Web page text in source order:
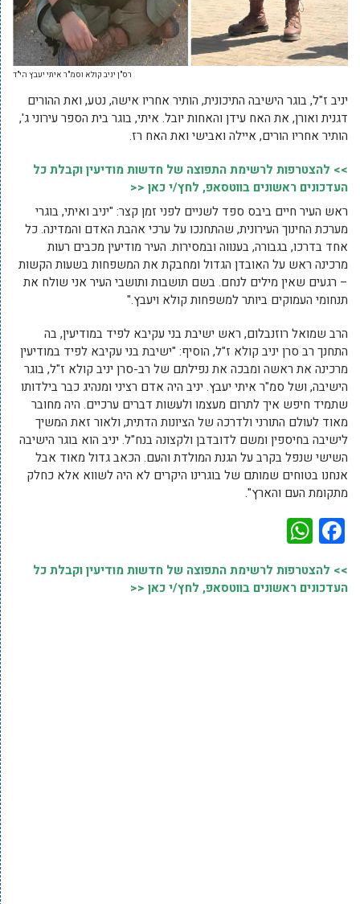
רס"ן יניב קולא וסמ"ר איתי יעבץ הי"ד
יניב ז"ל, בוגר הישיבה התיכונית, הותיר אחריו אישה, נטע, ואת ההורים
דגנית ואורן, את האח עידן והאחות יובל. איתי, בוגר בית הספר עירוני ג',
הותיר אחריו הורים, איילה ואבישי ואת האח רז.
>> להצטרפות לרשימת התפוצה של חדשות מודיעין וקבלת כל
העדכונים ראשונים בווטסאפ, לחץ/י כאן <<
ראש העיר חיים ביבס ספד לשניים לפני זמן קצר: "יניב ואיתי, בוגרי
מערכת החינוך העירונית, שהתחנכו על ערכי אהבת האדם והמדינה. כל
אחד בדרכו, בגבורה, בענווה ובמסירות. העיר מודיעין מכבים רעות
מרכינה ראש על האובדן הגדול ומחבקת את המשפחות בשעות הקשות
– רגעים שאין מילים לנחם. בשם תושבות ותושבי העיר אני שולח את
תנחומי העמוקים ביותר למשפחות קולא ויעבץ."
הרב שמואל רוזנבלום, ראש ישיבת בני עקיבא לפיד במודיעין, בה
התחנך רב סרן יניב קולא ז"ל, הוסיף: "ישיבת בני עקיבא לפיד במודיעין
מרכינה את ראשה ומבכה את נפילתם של רב-סרן יניב קולא ז"ל, בוגר
הישיבה, ושל סמ"ר איתי יעבץ. יניב היה אדם רציני ומנהיג כבר בילדותו
שתמיד חיפש איך לתרום מעצמו ולעשות דברים ערכיים. היה מחובר
מאוד לעולם התורני ולדרכה של הציונות הדתית, ולאור זאת המשיך
לישיבה בחיספין ומשם לדובדבן ולקצונה בנח"ל. יניב הוא בוגר הישיבה
השישי שנפל בקרב על הגנת המולדת והעם. הכאב גדול מאוד אבל
אנחנו בטוחים שמותם של בוגרינו היקרים לא היה לשווא אלא כחלק
מתקומת העם והארץ".
Facebook
>> להצטרפות לרשימת התפוצה של חדשות מודיעין וקבלת כל
העדכונים ראשונים בווטסאפ, לחץ/י כאן <<